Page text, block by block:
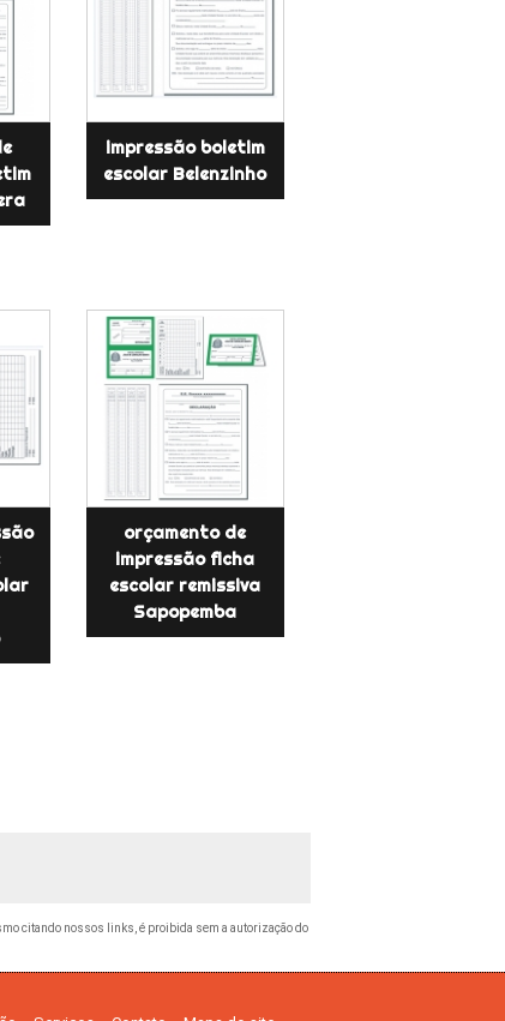
impressão boletim
escolar Belenzinho
orçamento de
impressão ficha
escolar remissiva
Sapopemba
citando nossos links, é proibida sem a autorização do